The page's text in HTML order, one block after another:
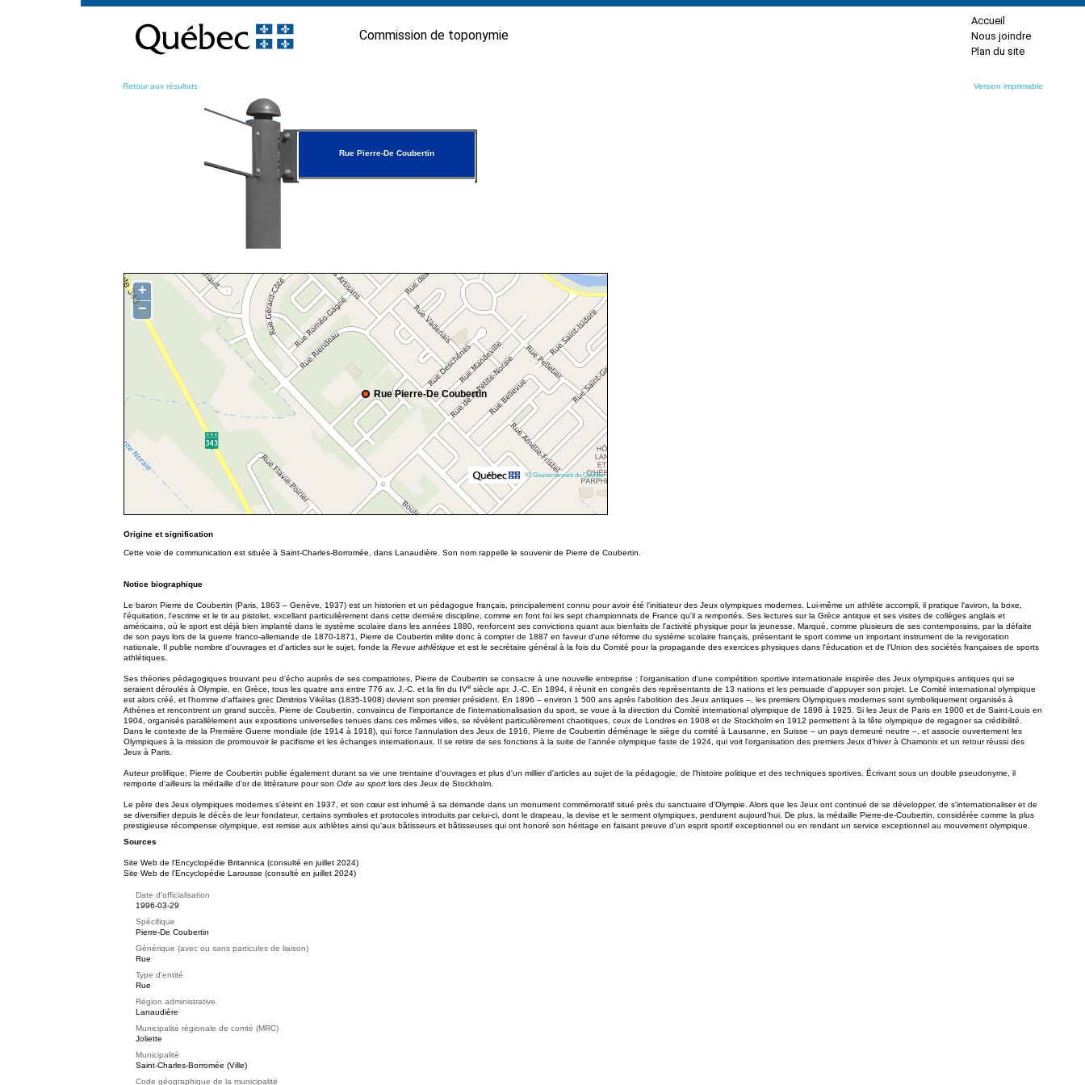
contenu
Commission de toponymie
Accueil
Nous joindre
Plan du site
Retour aux résultats Version imprimable
Rue Pierre-De Coubertin
Rue Pierre-De Coubertin
+
−
© Gouvernement du Québec
Origine et signification
Cette voie de communication est située à Saint-Charles-Borromée, dans Lanaudière. Son nom rappelle le souvenir de Pierre de Coubertin.
Notice biographique
Le baron Pierre de Coubertin (Paris, 1863 – Genève, 1937) est un historien et un pédagogue français, principalement connu pour avoir été l'initiateur des Jeux olympiques modernes. Lui-même un athlète accompli, il pratique l'aviron, la boxe,
l'équitation, l'escrime et le tir au pistolet, excellant particulièrement dans cette dernière discipline, comme en font foi les sept championnats de France qu'il a remportés. Ses lectures sur la Grèce antique et ses visites de collèges anglais et
américains, où le sport est déjà bien implanté dans le système scolaire dans les années 1880, renforcent ses convictions quant aux bienfaits de l'activité physique pour la jeunesse. Marqué, comme plusieurs de ses contemporains, par la défaite
de son pays lors de la guerre franco-allemande de 1870-1871, Pierre de Coubertin milite donc à compter de 1887 en faveur d'une réforme du système scolaire français, présentant le sport comme un important instrument de la revigoration
nationale. Il publie nombre d'ouvrages et d'articles sur le sujet, fonde la Revue athlétique et est le secrétaire général à la fois du Comité pour la propagande des exercices physiques dans l'éducation et de l'Union des sociétés françaises de sports
athlétiques.
Ses théories pédagogiques trouvant peu d'écho auprès de ses compatriotes, Pierre de Coubertin se consacre à une nouvelle entreprise : l'organisation d'une compétition sportive internationale inspirée des Jeux olympiques antiques qui se
seraient déroulés à Olympie, en Grèce, tous les quatre ans entre 776 av. J.-C. et la fin du IVe siècle apr. J.-C. En 1894, il réunit en congrès des représentants de 13 nations et les persuade d'appuyer son projet. Le Comité international olympique
est alors créé, et l'homme d'affaires grec Dimitrios Vikélas (1835-1908) devient son premier président. En 1896 – environ 1 500 ans après l'abolition des Jeux antiques –, les premiers Olympiques modernes sont symboliquement organisés à
Athènes et rencontrent un grand succès. Pierre de Coubertin, convaincu de l'importance de l'internationalisation du sport, se voue à la direction du Comité international olympique de 1896 à 1925. Si les Jeux de Paris en 1900 et de Saint-Louis en
1904, organisés parallèlement aux expositions universelles tenues dans ces mêmes villes, se révèlent particulièrement chaotiques, ceux de Londres en 1908 et de Stockholm en 1912 permettent à la fête olympique de regagner sa crédibilité.
Dans le contexte de la Première Guerre mondiale (de 1914 à 1918), qui force l'annulation des Jeux de 1916, Pierre de Coubertin déménage le siège du comité à Lausanne, en Suisse – un pays demeuré neutre –, et associe ouvertement les
Olympiques à la mission de promouvoir le pacifisme et les échanges internationaux. Il se retire de ses fonctions à la suite de l'année olympique faste de 1924, qui voit l'organisation des premiers Jeux d'hiver à Chamonix et un retour réussi des
Jeux à Paris.
Auteur prolifique, Pierre de Coubertin publie également durant sa vie une trentaine d'ouvrages et plus d'un millier d'articles au sujet de la pédagogie, de l'histoire politique et des techniques sportives. Écrivant sous un double pseudonyme, il
remporte d'ailleurs la médaille d'or de littérature pour son Ode au sport lors des Jeux de Stockholm.
Le père des Jeux olympiques modernes s'éteint en 1937, et son cœur est inhumé à sa demande dans un monument commémoratif situé près du sanctuaire d'Olympie. Alors que les Jeux ont continué de se développer, de s'internationaliser et de
se diversifier depuis le décès de leur fondateur, certains symboles et protocoles introduits par celui-ci, dont le drapeau, la devise et le serment olympiques, perdurent aujourd'hui. De plus, la médaille Pierre-de-Coubertin, considérée comme la plus
prestigieuse récompense olympique, est remise aux athlètes ainsi qu'aux bâtisseurs et bâtisseuses qui ont honoré son héritage en faisant preuve d'un esprit sportif exceptionnel ou en rendant un service exceptionnel au mouvement olympique.
Sources
Site Web de l'Encyclopédie Britannica (consulté en juillet 2024)
Site Web de l'Encyclopédie Larousse (consulté en juillet 2024)
Date d'officialisation
1996-03-29
Spécifique
Pierre-De Coubertin
Générique (avec ou sans particules de liaison)
Rue
Type d'entité
Rue
Région administrative
Lanaudière
Municipalité régionale de comté (MRC)
Joliette
Municipalité
Saint-Charles-Borromée (Ville)
Code géographique de la municipalité